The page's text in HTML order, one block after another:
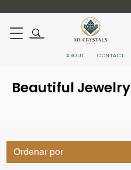
ABOUT CONTACT
Beautiful Jewelry